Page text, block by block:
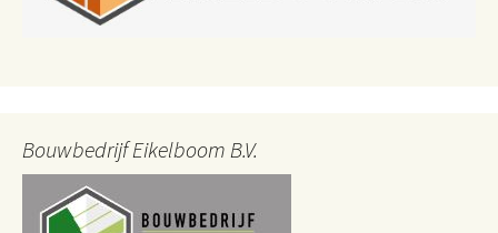
Bouwbedrijf Eikelboom B.V.